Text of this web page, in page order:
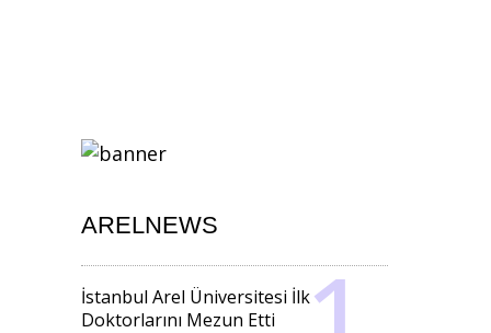
ARELNEWS
İstanbul Arel Üniversitesi İlk
Doktorlarını Mezun Etti